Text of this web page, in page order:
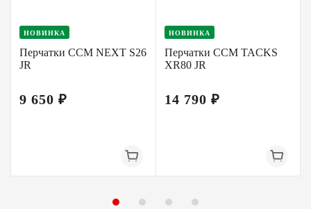
НОВИНКА
Перчатки CCM NEXT S26
JR
9 650 ₽
НОВИНКА
Перчатки CCM TACKS
XR80 JR
14 790 ₽